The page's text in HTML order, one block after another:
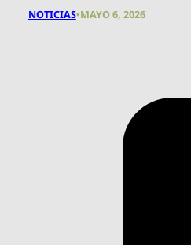
NOTICIAS•MAYO 6, 2026